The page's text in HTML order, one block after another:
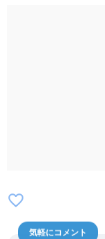
favorite_border
気軽にコメント